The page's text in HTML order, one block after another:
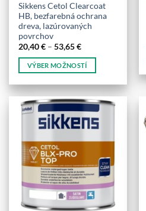
Sikkens Cetol Clearcoat
HB, bezfarebná ochrana
dreva, lazúrovaných
povrchov
20,40€ – 53,65€Price
20,40 €
through
VÝBER MOŽNOSTÍ
produkt
má
viacero
variantov.
Možnosti
si
môžete
vybrať
na
stránke